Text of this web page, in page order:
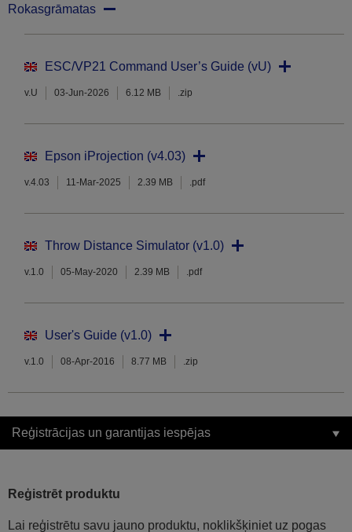
Rokasgrāmatas
ESC/VP21 Command User’s Guide (vU)
v.U 03-Jun-2026 6.12 MB .zip
Epson iProjection (v4.03)
v.4.03 11-Mar-2025 2.39 MB .pdf
Throw Distance Simulator (v1.0)
v.1.0 05-May-2020 2.39 MB .pdf
User's Guide (v1.0)
v.1.0 08-Apr-2016 8.77 MB .zip
Reģistrācijas un garantijas iespējas
Reģistrēt produktu
Lai reģistrētu savu jauno produktu, noklikšķiniet uz pogas